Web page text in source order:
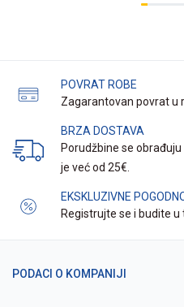
POVRAT ROBE
Zagarantovan povrat u
BRZA DOSTAVA
Porudžbine se
je već od 25€.
EKSKLUZIVNE
Registrujte se i budite
PODACI O KOMPANIJI